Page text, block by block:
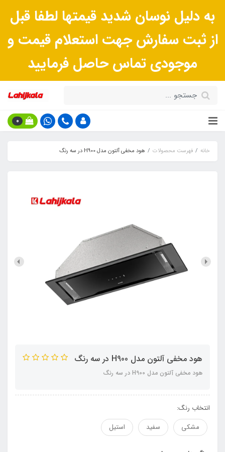
به دلیل نوسان شدید قیمتها لطفا قبل
از ثبت سفارش جهت استعلام قیمت و
موجودی تماس حاصل فرمایید
0
خانه فهرست محصولات هود مخفی آلتون مدل H900 در سه رنگ
هود مخفی آلتون مدل H900 در سه رنگ
هود مخفی آلتون مدل H900 در سه رنگ
انتخاب رنگ:
مشکی
سفید استیل